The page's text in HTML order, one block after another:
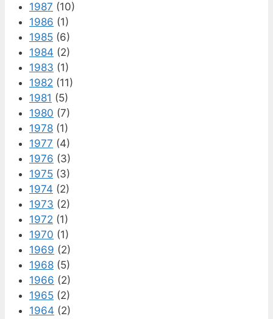
1987 (10)
1986 (1)
1985 (6)
1984 (2)
1983 (1)
1982 (11)
1981 (5)
1980 (7)
1978 (1)
1977 (4)
1976 (3)
1975 (3)
1974 (2)
1973 (2)
1972 (1)
1970 (1)
1969 (2)
1968 (5)
1966 (2)
1965 (2)
1964 (2)